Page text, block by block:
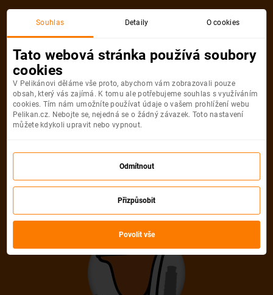
Akční letenka
Litujeme, akční letenka do města už
není dostupná
Vybrat jinou akční letenku
Souhlas Detaily O cookies
Tato webová stránka používá soubory
cookies
V Pelikánovi děláme vše proto, abychom vám zobrazovali pouze
obsah, který vás zajímá. K tomu ale potřebujeme souhlas s využíváním
cookies. Tím nám umožníte používat údaje o vašem prohlížení webu
Pelikan.cz. Nebojte se, nejedná se o žádný závazek. Toto nastavení
můžete kdykoli upravit nebo vypnout.
Odmítnout
Přizpůsobit
Povolit vše